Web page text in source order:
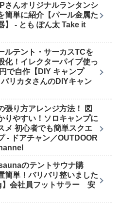
さんオリジナルランタンシ
簡単に紹介【パール金属た
】 - とも ぽん太 Take it
ルテント・サーカスTCを
化！イレクターパイプ使っ
で自作【DIY キャンプ
リカタさんのDIYキャン
張り方アレンジ方法！ 図
りやすい！ソロキャンプに
メ 初心者でも簡単スクエ
- ドアチャン／OUTDOOR
saunaのテントサウナ購
簡単！バリバリ整いました
】会社員フットサラー 安